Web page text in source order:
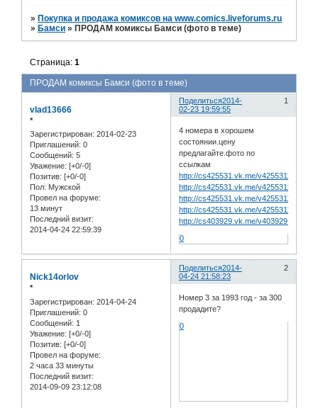
» Покупка и продажа комиксов на www.comics.liveforums.ru
» Бамси » ПРОДАМ комиксы Бамси (фото в теме)
ПРОДАМ комиксы Бамси (фото в теме)
Страница:1
Поделиться 1
2014-
02-23 19:59:55
vlad13666
*
Зарегистрирован: 2014-02-23
Приглашений: 0
Сообщений: 5
Уважение: [+0/-0]
Позитив: [+0/-0]
Пол: Мужской
Провел на форуме:
13 минут
Последний визит:
2014-04-24 22:59:39
4 номера в хорошем
состоянии.цену
предлагайте.фото по
ссылкам
http://cs425531.vk.me/v425531149/
http://cs425531.vk.me/v425531149/
http://cs425531.vk.me/v425531149/
http://cs425531.vk.me/v425531149/
http://cs403929.vk.me/v403929149/
0
Поделиться 2
2014-
04-24 21:58:23
Nick14orlov
*
Зарегистрирован: 2014-04-24
Приглашений: 0
Сообщений: 1
Уважение: [+0/-0]
Позитив: [+0/-0]
Провел на форуме:
2 часа 33 минуты
Последний визит:
2014-09-09 23:12:08
Номер 3 за 1993 год - за 300
продадите?
0